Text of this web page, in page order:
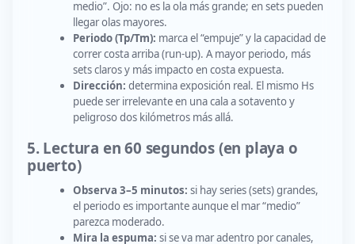
medio”. Ojo: no es la ola más grande; en sets pueden
llegar olas mayores.
Periodo (Tp/Tm): marca el “empuje” y la capacidad de
correr costa arriba (run-up). A mayor periodo, más
sets claros y más impacto en costa expuesta.
Dirección: determina exposición real. El mismo Hs
puede ser irrelevante en una cala a sotavento y
peligroso dos kilómetros más allá.
5. Lectura en 60 segundos (en playa o
puerto)
Observa 3–5 minutos: si hay series (sets) grandes,
el periodo es importante aunque el mar “medio”
parezca moderado.
Mira la espuma: si se va mar adentro por canales,